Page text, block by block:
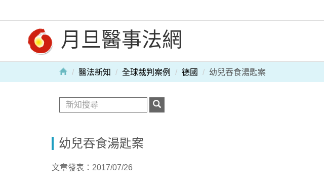
月旦醫事法網
醫法新知 全球裁判案例 德國 幼兒吞食湯匙案
幼兒吞食湯匙案
文章發表：2017/07/26